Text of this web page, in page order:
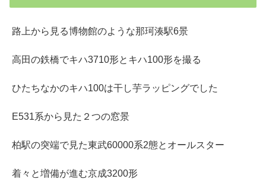
路上から見る博物館のような那珂湊駅6景
高田の鉄橋でキハ3710形とキハ100形を撮る
ひたちなかのキハ100は干し芋ラッピングでした
E531系から見た２つの窓景
柏駅の突端で見た東武60000系2態とオールスター
着々と増備が進む京成3200形